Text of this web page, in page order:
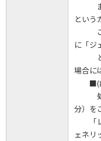
また
という
この
に「ジ
とい
場合に
■(病
処方
分）を
「レ
ェネリ